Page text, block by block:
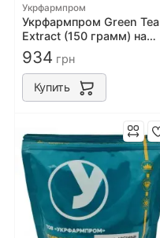
Укрфармпром
Укрфармпром Green Tea
Extract (150 грамм) на
развес
934 грн
Купить